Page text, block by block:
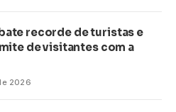
recorde de turistas e
de visitantes com a
2026